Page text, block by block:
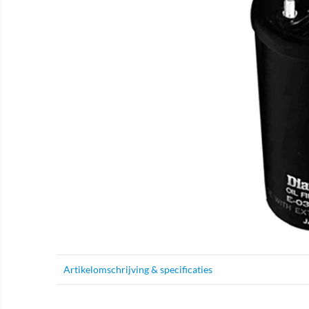
Artikelomschrijving & specificaties